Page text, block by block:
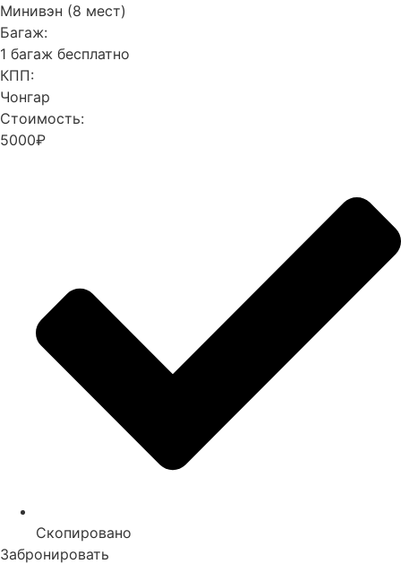
Минивэн (8 мест)
Багаж:
1 багаж бесплатно
КПП:
Чонгар
Стоимость:
5000₽
Скопировано
Забронировать